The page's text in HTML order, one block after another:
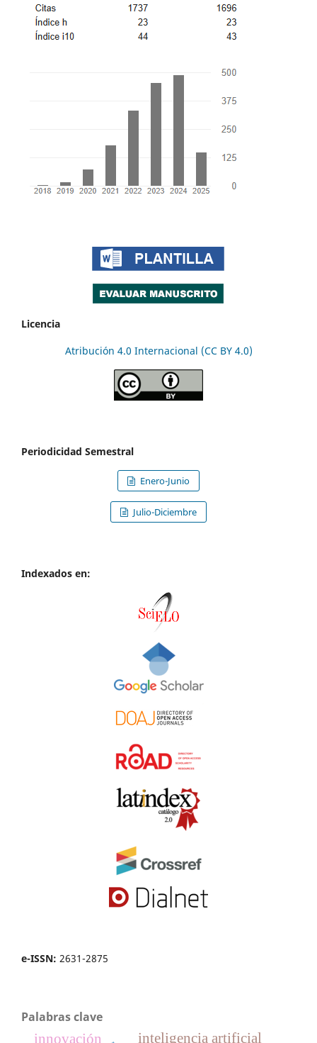
Licencia
Atribución 4.0 Internacional (CC BY 4.0)
Periodicidad Semestral
Enero-Junio
Julio-Diciembre
Indexados en:
e-ISSN: 2631-2875
Palabras clave
inteligencia artificial
innovación